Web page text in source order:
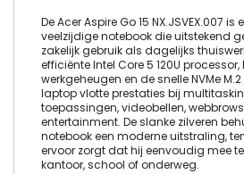
De Acer Aspire Go 15 NX.JSVEX.007
veelzijdige notebook die uitstekend
zakelijk gebruik als dagelijks
efficiënte Intel Core 5 120U processor,
werkgeheugen en de snelle NVMe M.2
laptop vlotte prestaties bij
toepassingen, videobellen,
entertainment. De slanke zilveren
notebook een moderne uitstraling,
ervoor zorgt dat hij eenvoudig mee
kantoor, school of onderweg.